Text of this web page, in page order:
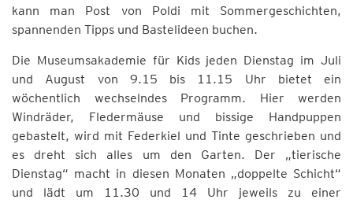
kann man Post von Poldi mit Sommergeschichten,
spannenden Tipps und Bastelideen buchen.
Die Museumsakademie für Kids jeden Dienstag im Juli
und August von 9.15 bis 11.15 Uhr bietet ein
wöchentlich wechselndes Programm. Hier werden
Windräder, Fledermäuse und bissige Handpuppen
gebastelt, wird mit Federkiel und Tinte geschrieben und
es dreht sich alles um den Garten. Der „tierische
Dienstag“ macht in diesen Monaten „doppelte Schicht“
und lädt um 11.30 und 14 Uhr jeweils zu einer